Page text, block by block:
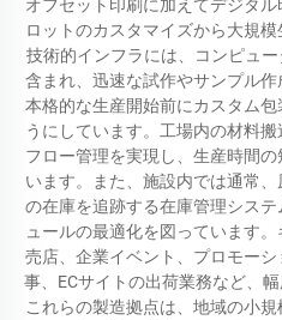
オフセット印刷に加えてデジタ
ロットのカスタマイズから大規模
技術的インフラには、コンピュ
含まれ、迅速な試作やサンプル
本格的な生産開始前にカスタム
うにしています。工場内の材料
フロー管理を実現し、生産時間
います。また、施設内では通常
の在庫を追跡する在庫管理シス
ュールの最適化を図っています
売店、企業イベント、プロモー
事、ECサイトの出荷業務など、
これらの製造拠点は、地域の小